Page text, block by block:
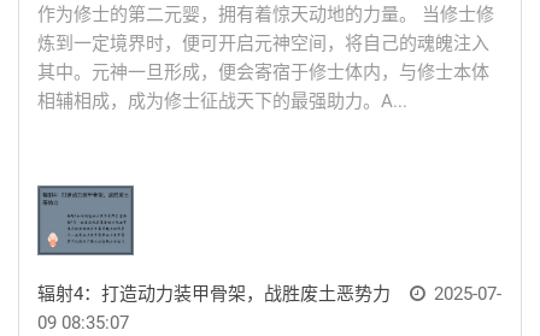
作为修士的第二元婴，拥有着惊天动地的力量。 当修士修
炼到一定境界时，便可开启元神空间，将自己的魂魄注入
其中。元神一旦形成，便会寄宿于修士体内，与修士本体
相辅相成，成为修士征战天下的最强助力。A...
辐射4：打造动力装甲骨架，战胜废土恶势力
2025-07-
09 08:35:07